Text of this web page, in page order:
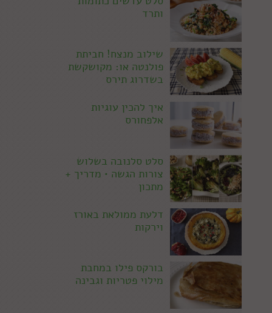
ותרד
שילוב מנצח! חביתת
פולנטה או: מקושקשת
בשדרוג תירס
איך להכין עוגיות
אלפחורס
סלט סלנובה בשלוש
צורות הגשה • מדריך +
מתכון
דלעת ממולאת באורז
וירקות
בורקס פילו במחבת
מילוי פטריות וגבינה